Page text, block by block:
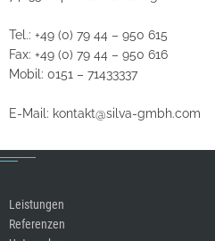
Tel.: +49 (0) 79 44 – 950 615
Fax: +49 (0) 79 44 – 950 616
Mobil: 0151 – 71433337
E-Mail: kontakt@silva-gmbh.com
Leistungen
Referenzen